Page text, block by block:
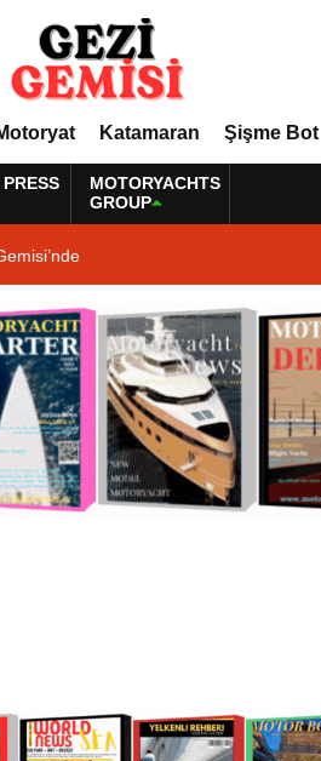
Katamaran Şişme Bot
MOTORYACHTS
GROUP